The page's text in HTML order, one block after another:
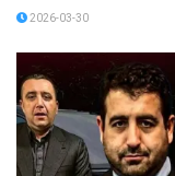
2026-03-30